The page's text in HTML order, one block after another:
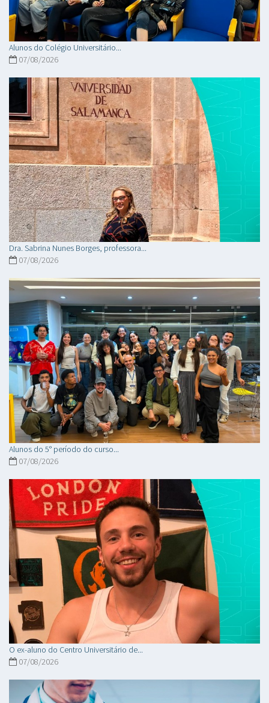
Alunos do Colégio Universitário...
07/08/2026
Dra. Sabrina Nunes Borges, professora...
07/08/2026
Alunos do 5° período do curso...
07/08/2026
O ex-aluno do Centro Universitário de...
07/08/2026